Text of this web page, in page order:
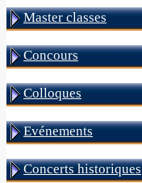
Master classes
Concours
Colloques
Evénements
Concerts historiques